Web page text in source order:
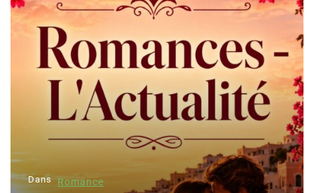
Dans Romance